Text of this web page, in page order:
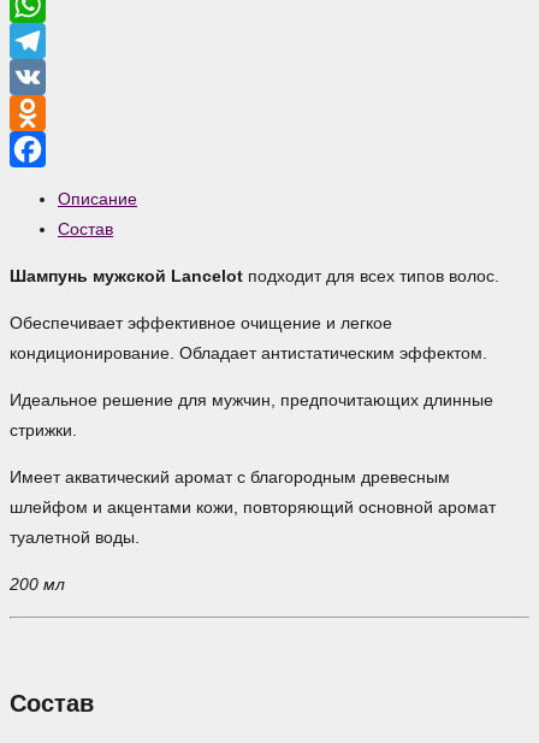
WhatsApp
Telegram
VK
Odnoklassniki
Описание
Состав
Шампунь мужской Lancelot подходит для всех типов волос.
Обеспечивает эффективное очищение и легкое
кондиционирование. Обладает антистатическим эффектом.
Идеальное решение для мужчин, предпочитающих длинные
стрижки.
Имеет акватический аромат с благородным древесным
шлейфом и акцентами кожи, повторяющий основной аромат
туалетной воды.
200 мл
Состав